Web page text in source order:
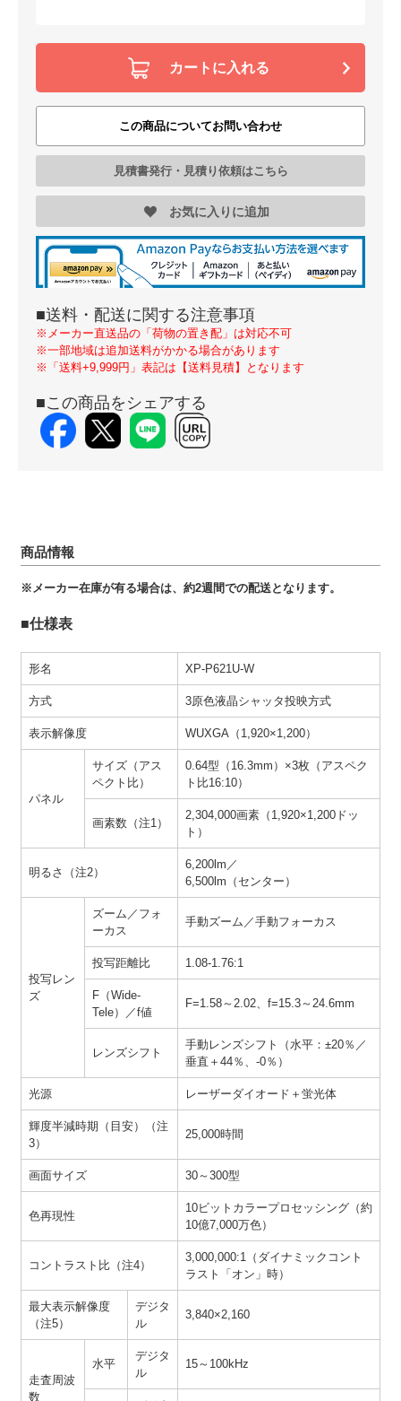
カートに入れる
この商品についてお問い合わせ
見積書発行・見積り依頼はこちら
お気に入りに追加
■送料・配送に関する注意事項
※メーカー直送品の「荷物の置き配」は対応不可
※一部地域は追加送料がかかる場合があります
※「送料+9,999円」表記は【送料見積】となります
■この商品をシェアする
商品情報
※メーカー在庫が有る場合は、約2週間での配送となります。
■仕様表
形名 XP-P621U-W
方式 3原色液晶シャッタ投映方式
表示解像度 WUXGA（1,920×1,200）
パネル
サイズ（アス
ペクト比）
0.64型（16.3mm）×3枚（アスペク
ト比16:10）
画素数（注1）
2,304,000画素（1,920×1,200ドッ
ト）
明るさ（注2）
6,200lm／
6,500lm（センター）
投写レン
ズ
ズーム／フォ
ーカス
手動ズーム／手動フォーカス
投写距離比 1.08-1.76:1
F（Wide-
Tele）／f値
F=1.58～2.02、f=15.3～24.6mm
レンズシフト
手動レンズシフト（水平：±20％／
垂直＋44％、-0％）
光源 レーザーダイオード＋蛍光体
輝度半減時期（目安）（注
3）
25,000時間
画面サイズ 30～300型
色再現性
10ビットカラープロセッシング（約
10億7,000万色）
コントラスト比（注4）
3,000,000:1（ダイナミックコント
ラスト「オン」時）
最大表示解像度
（注5）
デジタ
ル
3,840×2,160
走査周波
数
水平
デジタ
ル
15～100kHz